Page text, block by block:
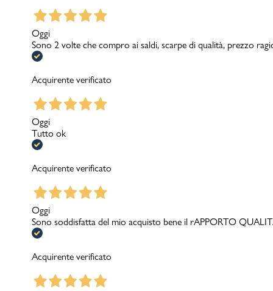
Oggi
Sono 2 volte che compro ai saldi, scarpe di qualità, prezzo
Acquirente verificato
Oggi
Tutto ok
Acquirente verificato
Oggi
Sono soddisfatta del mio acquisto bene il rAPPORTO
Acquirente verificato